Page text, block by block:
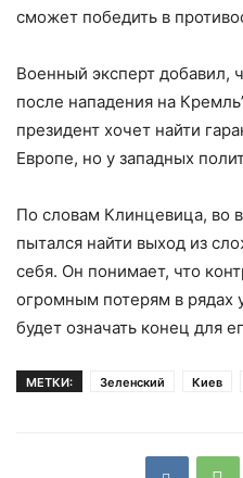
сможет победить в
Военный эксперт добавил,
после нападения на
президент хочет найти
Европе, но у западных
По словам Клинцевица, во
пытался найти выход из
себя. Он понимает, что
огромным потерям в рядах
будет означать конец для
МЕТКИ: Зеленский Киев